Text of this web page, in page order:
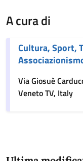
A cura di
Cultura, Sport,
Via Giosuè
Veneto TV, Italy